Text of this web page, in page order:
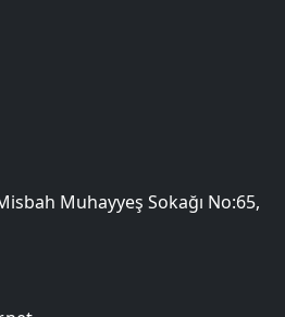
Muhayyeş Sokağı No:65,